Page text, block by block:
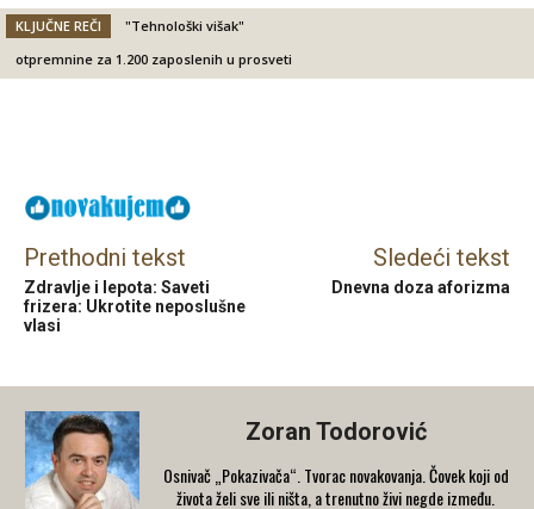
KLJUČNE REČI
"Tehnološki višak"
otpremnine za 1.200 zaposlenih u prosveti
Prethodni tekst
Zdravlje i lepota: Saveti
frizera: Ukrotite neposlušne
vlasi
Sledeći tekst
Dnevna doza aforizma
Zoran Todorović
Osnivač „Pokazivača“. Tvorac novakovanja. Čovek koji od
života želi sve ili ništa, a trenutno živi negde između.